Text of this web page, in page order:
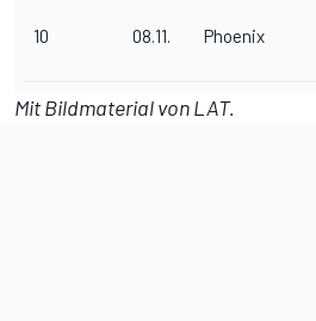
10 08.11. Phoenix
Mit Bildmaterial von LAT.